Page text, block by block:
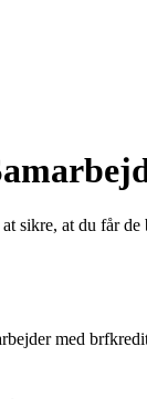
sikre, at du får
med